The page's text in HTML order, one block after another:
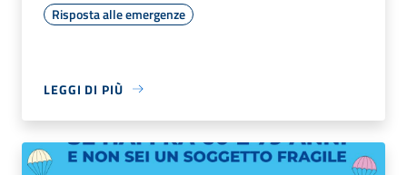
Risposta alle emergenze
LEGGI DI PIÙ